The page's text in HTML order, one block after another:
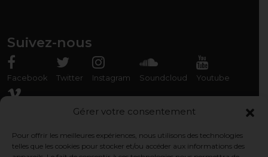
Gérer votre consentement
Pour offrir les meilleures expériences, nous utilisons des technologies
telles que les cookies pour stocker et/ou accéder aux informations des
Suivez-nous
Facebook Twitter Instagram Soundcloud Youtube
Rencontrez-nous